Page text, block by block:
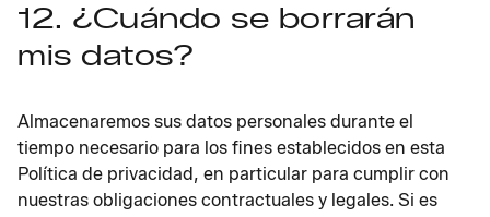
12. ¿Cuándo se borrarán
mis datos?
Almacenaremos sus datos personales durante el
tiempo necesario para los fines establecidos en esta
Política de privacidad, en particular para cumplir con
nuestras obligaciones contractuales y legales. Si es